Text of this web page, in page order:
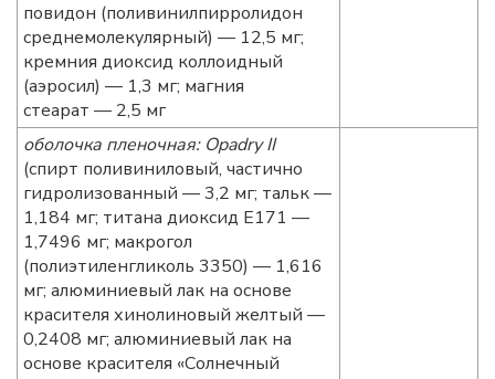
повидон (поливинилпирролидон
среднемолекулярный) — 12,5 мг;
кремния диоксид коллоидный
(аэросил) — 1,3 мг; магния
стеарат — 2,5 мг
оболочка пленочная: Opadry II
(спирт поливиниловый, частично
гидролизованный — 3,2 мг; тальк —
1,184 мг; титана диоксид Е171 —
1,7496 мг; макрогол
(полиэтиленгликоль 3350) — 1,616
мг; алюминиевый лак на основе
красителя хинолиновый желтый —
0,2408 мг; алюминиевый лак на
основе красителя «Cолнечный